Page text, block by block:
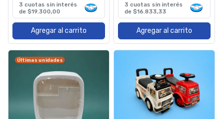
3 cuotas sin interés
de $19.300,00
Agregar al carrito
3 cuotas sin interés
de $16.833,33
Agregar al carrito
Últimas unidades